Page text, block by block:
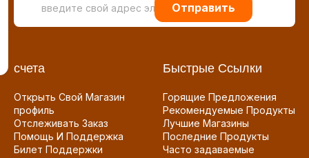
Отправить
счета
Открыть Свой Магазин
профиль
Отслеживать Заказ
Помощь И Поддержка
Билет Поддержки
Быстрые Ссылки
Горящие Предложения
Рекомендуемые Продукты
Лучшие Магазины
Последние Продукты
Часто задаваемые